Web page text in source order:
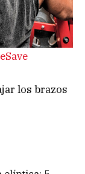
Save
los brazos